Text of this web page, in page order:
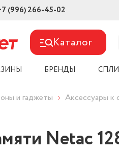
(996) 266-45-02
Каталог
БРЕНДЫ
и гаджеты Аксессуары к
Netac